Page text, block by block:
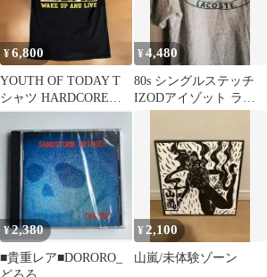
¥6,800
YOUTH OF TODAY T
シャツ HARDCORE
NYHC
¥4,480
80s シングルステッチ
IZODアイゾット ラコ
¥2,380
■貴重レア■DORORO_
¥ 2,100
山嵐/未体験ゾーン